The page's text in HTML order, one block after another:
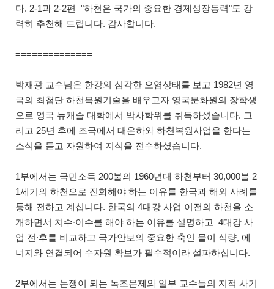
다. 2-1과 2-2편 "하천은 국가의 중요한 경제성장동력"도 강
력히 추천해 드립니다. 감사합니다.
==============
박재광 교수님은 한강의 심각한 오염상태를 보고 1982년 영
국의 최첨단 하천복원기술을 배우고자 영국문화원의 장학생
으로 영국 뉴캐슬 대학에서 박사학위를 취득하셨습니다. 그
리고 25년 후에 조국에서 대운하와 하천복원사업을 한다는
소식을 듣고 자원하여 지식을 전수하셨습니다.
1부에서는 국민소득 200불의 1960년대 하천부터 30,000불 2
1세기의 하천으로 진화해야 하는 이유를 한국과 해외 사례를
통해 전하고 계십니다. 한국의 4대강 사업 이전의 하천을 소
개하면서 치수∙이수를 해야 하는 이유를 설명하고 4대강 사
업 전∙후를 비교하고 국가안보의 중요한 축인 물이 식량, 에
너지와 연결되어 수자원 확보가 필수적이라 설파하십니다.
2부에서는 논쟁이 되는 녹조문제와 일부 교수들의 지적 사기